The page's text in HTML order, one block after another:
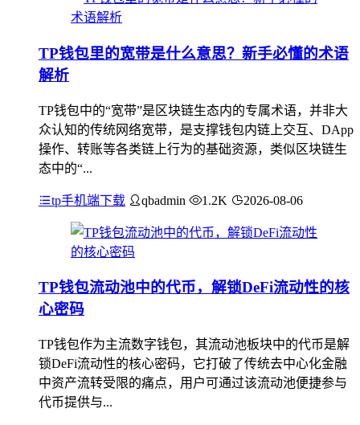
TP钱包里的宽带是什么意思？新手必懂的术语
解析
TP钱包中的“宽带”是区块链生态内的专属术语，并非大
众认知的传统网络宽带，是支撑钱包内链上交互、DApp
操作、转账等各类链上行为的基础资源，类似区块链生
态中的“...
tp手机端下载 qbadmin 1.2K 2026-08-06
TP钱包流动池中的代币，解锁DeFi流动性的核
心密码
TP钱包作为主流数字钱包，其流动池板块中的代币是解
锁DeFi流动性的核心密码，它打破了传统去中心化金融
中资产流转受限的痛点，用户可通过该流动池便捷参与
代币提供与...